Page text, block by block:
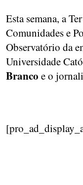
Esta semana, a
Comunidades e
Observatório da
Universidade
Branco e o